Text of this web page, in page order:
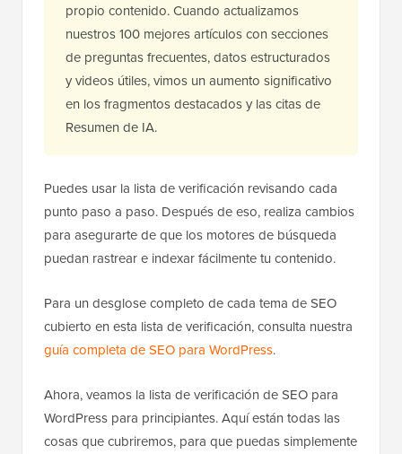
propio contenido. Cuando actualizamos
nuestros 100 mejores artículos con secciones
de preguntas frecuentes, datos estructurados
y videos útiles, vimos un aumento significativo
en los fragmentos destacados y las citas de
Resumen de IA.
Puedes usar la lista de verificación revisando cada
punto paso a paso. Después de eso, realiza cambios
para asegurarte de que los motores de búsqueda
puedan rastrear e indexar fácilmente tu contenido.
Para un desglose completo de cada tema de SEO
cubierto en esta lista de verificación, consulta nuestra
guía completa de SEO para WordPress.
Ahora, veamos la lista de verificación de SEO para
WordPress para principiantes. Aquí están todas las
cosas que cubriremos, para que puedas simplemente